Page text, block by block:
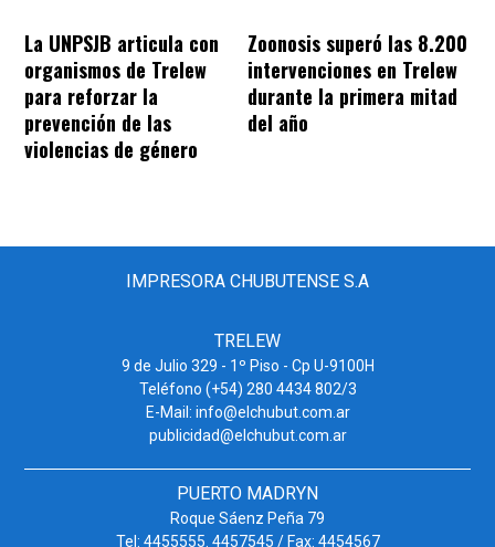
La UNPSJB articula con
organismos de Trelew
para reforzar la
prevención de las
violencias de género
Zoonosis superó las 8.200
intervenciones en Trelew
durante la primera mitad
del año
IMPRESORA CHUBUTENSE S.A
TRELEW
9 de Julio 329 - 1º Piso - Cp U-9100H
Teléfono (+54) 280 4434 802/3
E-Mail: info@elchubut.com.ar
publicidad@elchubut.com.ar
PUERTO MADRYN
Roque Sáenz Peña 79
Tel: 4455555. 4457545 / Fax: 4454567